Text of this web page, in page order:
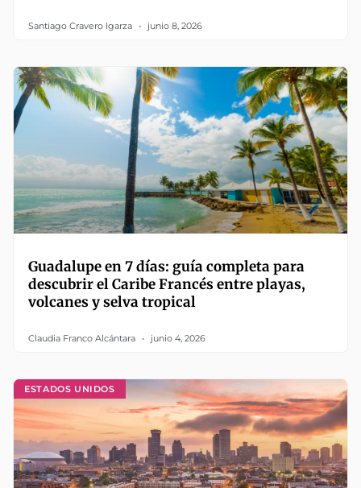
Santiago Cravero Igarza junio 8, 2026
Guadalupe en 7 días: guía completa para
descubrir el Caribe Francés entre playas,
volcanes y selva tropical
Claudia Franco Alcántara junio 4, 2026
ESTADOS UNIDOS